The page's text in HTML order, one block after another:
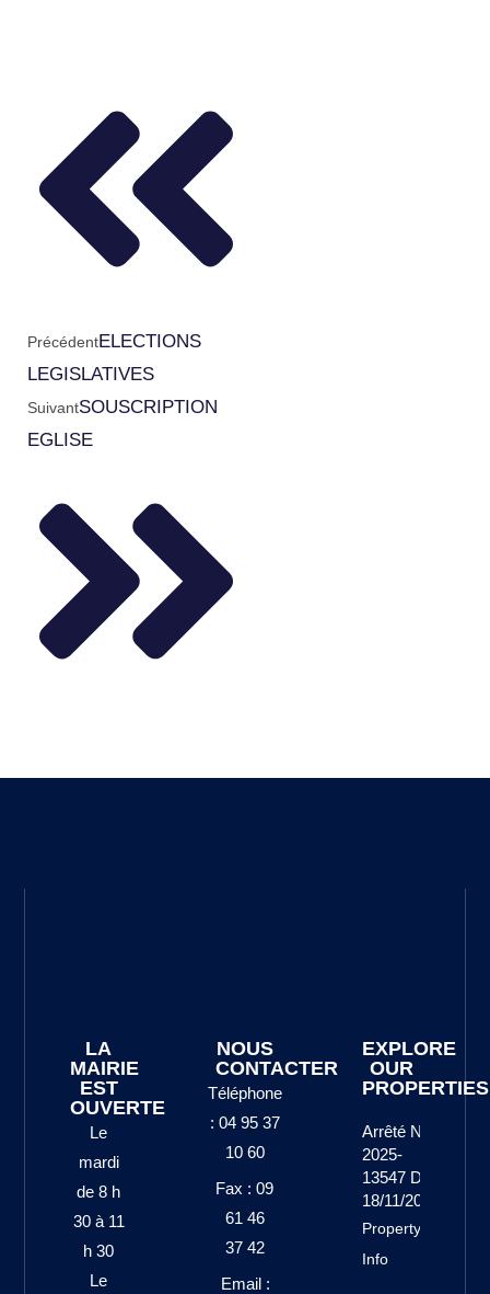
PrécédentELECTIONS
LEGISLATIVES
SuivantSOUSCRIPTION
EGLISE
LA
MAIRIE
EST
OUVERTE
Le
mardi
de 8 h
30 à 11
h 30
Le
NOUS
CONTACTER
Téléphone
: 04 95 37
10 60
Fax : 09
61 46
37 42
Email :
EXPLORE
OUR
PROPERTIES
Arrêté N°
2025-
13547 Du
18/11/2025
Property
Info